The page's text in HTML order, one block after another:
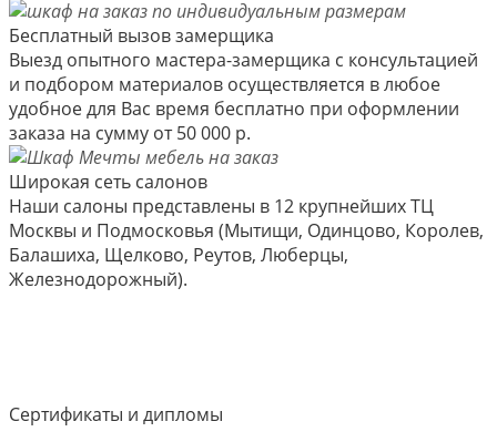
Бесплатный вызов замерщика
Выезд опытного мастера-замерщика с консультацией
и подбором материалов осуществляется в любое
удобное для Вас время бесплатно при оформлении
заказа на сумму от 50 000 р.
Широкая сеть салонов
Наши салоны представлены в 12 крупнейших ТЦ
Москвы и Подмосковья (Мытищи, Одинцово, Королев,
Балашиха, Щелково, Реутов, Люберцы,
Железнодорожный).
Сертификаты и дипломы